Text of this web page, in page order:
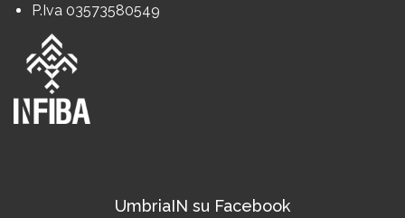
P.Iva 03573580549
UmbriaIN su Facebook